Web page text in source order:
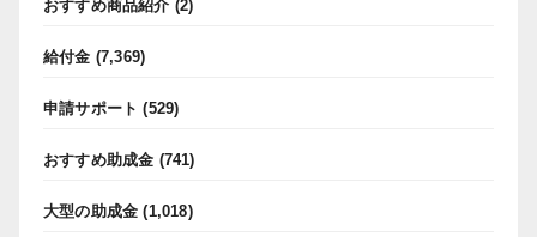
おすすめ商品紹介 (2)
給付金 (7,369)
申請サポート (529)
おすすめ助成金 (741)
大型の助成金 (1,018)